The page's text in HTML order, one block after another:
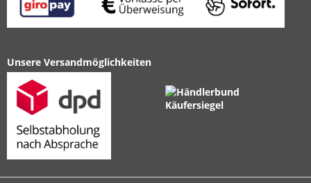
Unsere Versandmöglichkeiten